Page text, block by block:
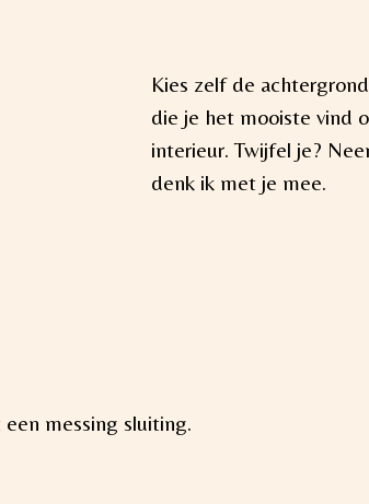
Kies zelf de
die je het mooiste vind
interieur. Twijfel je?
denk ik met je mee.
messing sluiting.